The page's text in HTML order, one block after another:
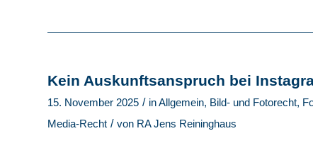
Kein Auskunftsanspruch bei
15. November 2025 / inAllgemein, Bild- und Fotorecht,
Media-Recht / von RA Jens Reininghaus